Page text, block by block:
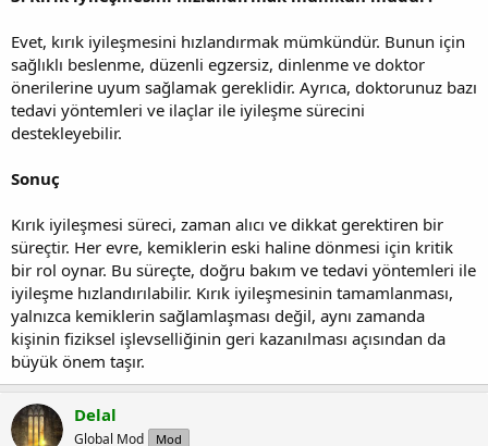
Evet, kırık iyileşmesini hızlandırmak mümkündür. Bunun için
sağlıklı beslenme, düzenli egzersiz, dinlenme ve doktor
önerilerine uyum sağlamak gereklidir. Ayrıca, doktorunuz bazı
tedavi yöntemleri ve ilaçlar ile iyileşme sürecini
destekleyebilir.
Sonuç
Kırık iyileşmesi süreci, zaman alıcı ve dikkat gerektiren bir
süreçtir. Her evre, kemiklerin eski haline dönmesi için kritik
bir rol oynar. Bu süreçte, doğru bakım ve tedavi yöntemleri ile
iyileşme hızlandırılabilir. Kırık iyileşmesinin tamamlanması,
yalnızca kemiklerin sağlamlaşması değil, aynı zamanda
kişinin fiziksel işlevselliğinin geri kazanılması açısından da
büyük önem taşır.
Delal
Global Mod Mod